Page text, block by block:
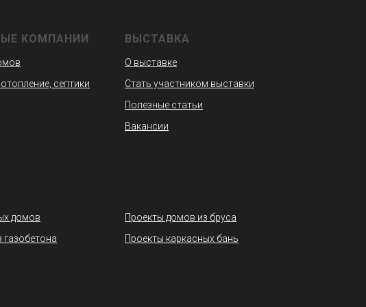
КОМПАНИИ
септики
ВЫСТАВКА
О выставке
Стать участником выставки
Полезные статьи
Вакансии
домов
газобетона
Проекты домов из бруса
Проекты каркасных бань